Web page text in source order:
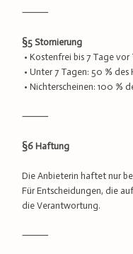
⸻
§5 Stornierung
• Kostenfrei bis 7 Tage vor
• Unter 7 Tagen: 50 % des
• Nichterscheinen: 100 %
⸻
§6 Haftung
Die Anbieterin haftet nur
Für Entscheidungen, die
die Verantwortung.
⸻